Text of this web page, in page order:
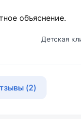
объяснение.
Детская
(2)